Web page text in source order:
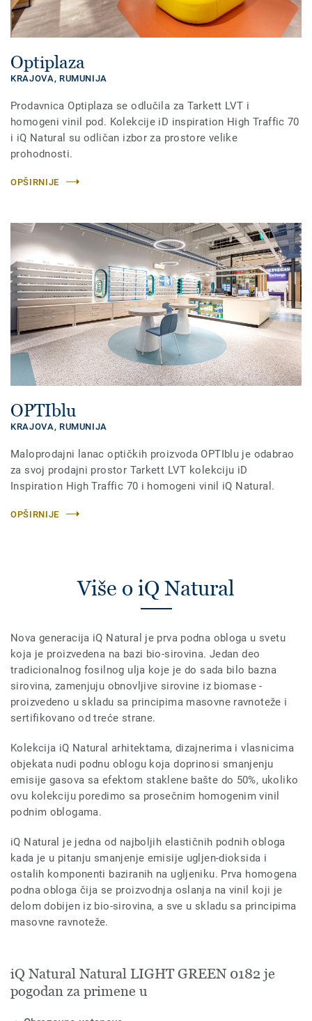
Optiplaza
KRAJOVA, RUMUNIJA
Prodavnica Optiplaza se odlučila za Tarkett LVT i
homogeni vinil pod. Kolekcije iD inspiration High Traffic 70
i iQ Natural su odličan izbor za prostore velike
prohodnosti.
OPŠIRNIJE
OPTIblu
KRAJOVA, RUMUNIJA
Maloprodajni lanac optičkih proizvoda OPTIblu je odabrao
za svoj prodajni prostor Tarkett LVT kolekciju iD
Inspiration High Traffic 70 i homogeni vinil iQ Natural.
OPŠIRNIJE
Više o iQ Natural
Nova generacija iQ Natural je prva podna obloga u svetu
koja je proizvedena na bazi bio-sirovina. Jedan deo
tradicionalnog fosilnog ulja koje je do sada bilo bazna
sirovina, zamenjuju obnovljive sirovine iz biomase -
proizvedeno u skladu sa principima masovne ravnoteže i
sertifikovano od treće strane.
Kolekcija iQ Natural arhitektama, dizajnerima i vlasnicima
objekata nudi podnu oblogu koja doprinosi smanjenju
emisije gasova sa efektom staklene bašte do 50%, ukoliko
ovu kolekciju poredimo sa prosečnim homogenim vinil
podnim oblogama.
iQ Natural je jedna od najboljih elastičnih podnih obloga
kada je u pitanju smanjenje emisije ugljen-dioksida i
ostalih komponenti baziranih na ugljeniku. Prva homogena
podna obloga čija se proizvodnja oslanja na vinil koji je
delom dobijen iz bio-sirovina, a sve u skladu sa principima
masovne ravnoteže.
iQ Natural Natural LIGHT GREEN 0182 je
pogodan za primene u